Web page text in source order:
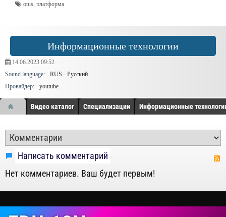
otus, платформа
Информационные технологии
14.06.2023 09:52
Sound language:
RUS - Русский
Провайдер:
youtube
Видео каталог Специализации Информационные
Написать комментарий
Нет комментариев. Ваш будет первым!